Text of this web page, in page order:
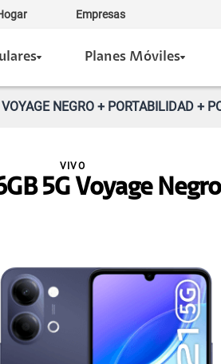
Empresas
Planes Móviles
NEGRO + PORTABILIDAD +
5G Voyage Negro
VIVO